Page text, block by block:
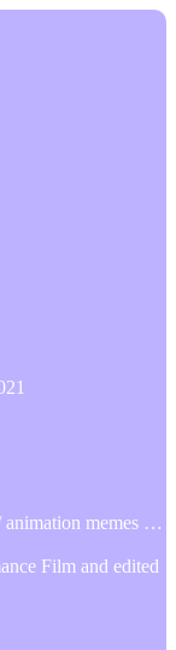
animation memes …
Film and edited